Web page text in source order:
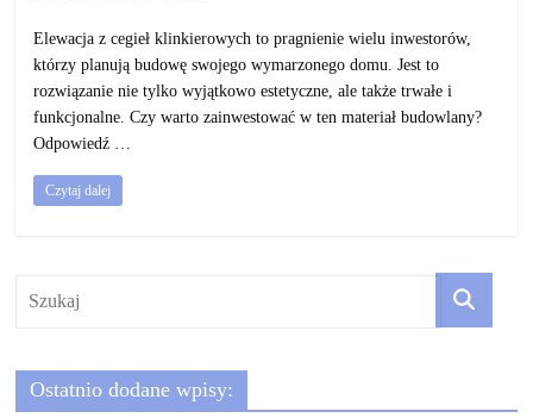
Elewacja z cegieł klinkierowych to pragnienie wielu inwestorów,
którzy planują budowę swojego wymarzonego domu. Jest to
rozwiązanie nie tylko wyjątkowo estetyczne, ale także trwałe i
funkcjonalne. Czy warto zainwestować w ten materiał budowlany?
Odpowiedź …
Czytaj dalej
Ostatnio dodane wpisy: